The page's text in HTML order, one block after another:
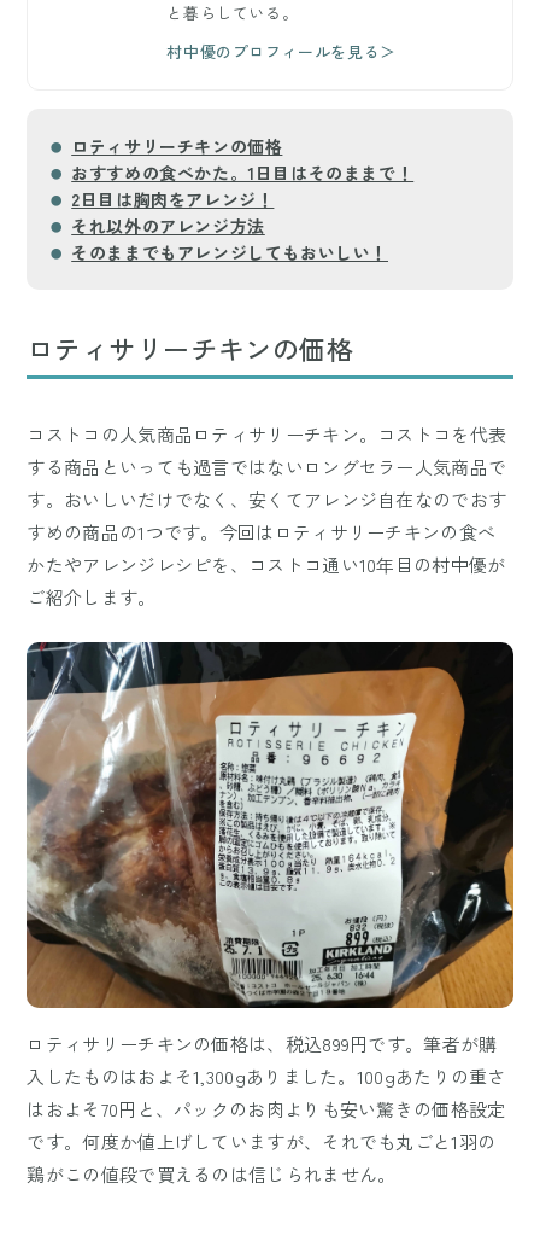
と暮らしている。
村中優のプロフィールを見る＞
ロティサリーチキンの価格
おすすめの食べかた。1日目はそのままで！
2日目は胸肉をアレンジ！
それ以外のアレンジ方法
そのままでもアレンジしてもおいしい！
ロティサリーチキンの価格
コストコの人気商品ロティサリーチキン。コストコを代表
する商品といっても過言ではないロングセラー人気商品で
す。おいしいだけでなく、安くてアレンジ自在なのでおす
すめの商品の1つです。今回はロティサリーチキンの食べ
かたやアレンジレシピを、コストコ通い10年目の村中優が
ご紹介します。
ロティサリーチキンの価格は、税込899円です。筆者が購
入したものはおよそ1,300gありました。100gあたりの重さ
はおよそ70円と、パックのお肉よりも安い驚きの価格設定
です。何度か値上げしていますが、それでも丸ごと1羽の
鶏がこの値段で買えるのは信じられません。